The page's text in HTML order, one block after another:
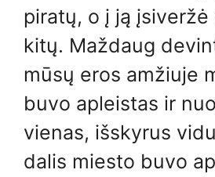
piratų, o į ją
kitų. Maždaug
mūsų eros amžiuje
buvo apleistas ir
vienas, išskyrus
dalis miesto buvo